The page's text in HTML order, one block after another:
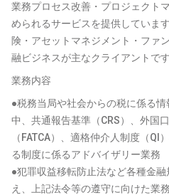
業務プロセス改善・プロジェクト
められるサービスを提供していま
険・アセットマネジメント・ファ
融ビジネスが主なクライアントです
業務内容
●税務当局や社会からの税に係る
中、共通報告基準（CRS）、外国
（FATCA）、適格仲介人制度（QI
る制度に係るアドバイザリー業務
●犯罪収益移転防止法など各種金
え、上記法令等の遵守に向けた業